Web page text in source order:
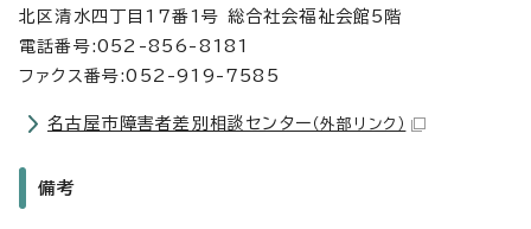
北区清水四丁目17番1号 総合社会福祉会館5階
電話番号:052-856-8181
ファクス番号:052-919-7585
名古屋市障害者差別相談センター （外部リンク）
備考